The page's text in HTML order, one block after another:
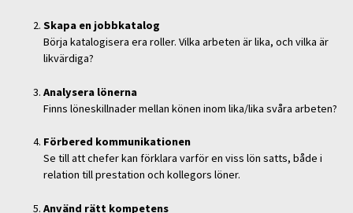
Skapa en jobbkatalog
Börja katalogisera era roller. Vilka arbeten är lika, och vilka är
likvärdiga?
Analysera lönerna
Finns löneskillnader mellan könen inom lika/lika svåra arbeten?
Förbered kommunikationen
Se till att chefer kan förklara varför en viss lön satts, både i
relation till prestation och kollegors löner.
Använd rätt kompetens